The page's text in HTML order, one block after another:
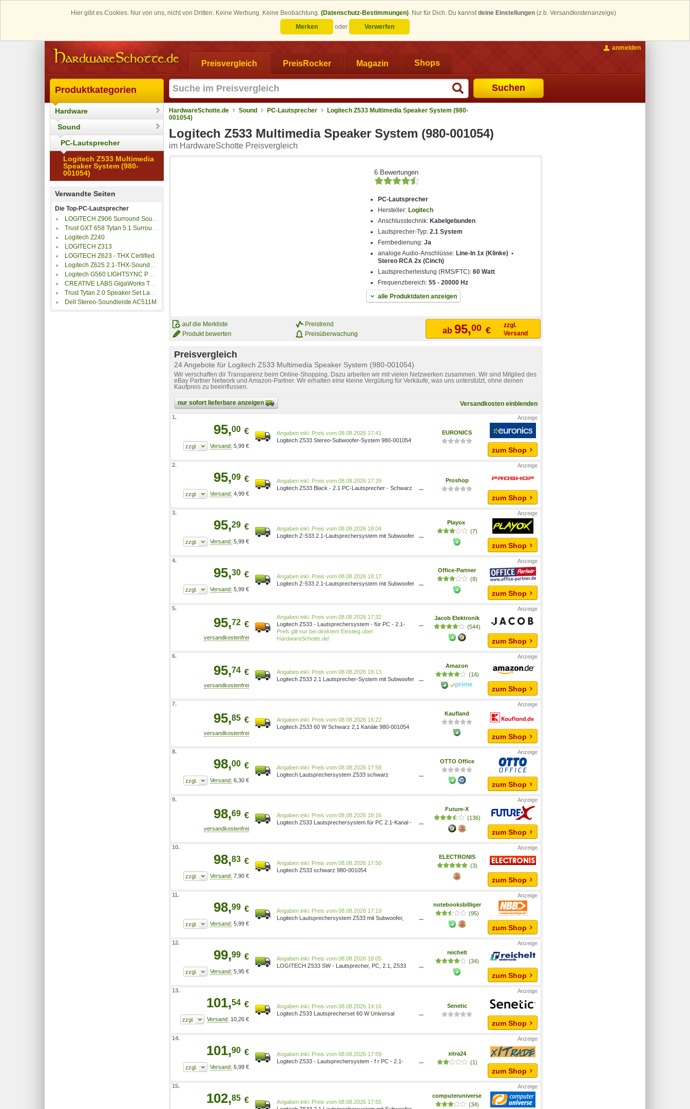
Hier gibt es Cookies. Nur von uns, nicht von Dritten. Keine Werbung. Keine Beobachtung. (Datenschutz-Bestimmungen). Nur für Dich. Du kannstdeine Einstellungen (z.b. Versandkostenanzeige)
Merken
oder Verwerfen
Preisvergleich PreisRocker Magazin Shops
Suchen
anmelden
Produktkategorien
Hardware
Sound
PC-Lautsprecher
Logitech Z533 Multimedia
Speaker System (980-
001054)
Verwandte Seiten
Die Top-PC-Lautsprecher
LOGITECH Z906 Surround Sound System
Trust GXT 658 Tytan 5.1 Surround-Lautsprechersetsystem
Logitech Z240
LOGITECH Z313
LOGITECH Z623 - THX Certified
Logitech Z625 2.1-THX-Soundsystem
Logitech G560 LIGHTSYNC PC-Gaming-Lautsprecher
CREATIVE LABS GigaWorks T40 Series II
Trust Tytan 2.0 Speaker Set Lautsprecherset
Dell Stereo-Soundleiste AC511M
HardwareSchotte.de Sound PC-Lautsprecher
Logitech Z533 Multimedia Speaker System (980-
001054)
Logitech Z533 Multimedia Speaker System (980-001054)
im HardwareSchotte Preisvergleich
6 Bewertungen
PC-Lautsprecher
Hersteller: Logitech
Anschlusstechnik: Kabelgebunden
Lautsprecher-Typ:2.1 System
Fernbedienung:Ja
analoge Audio-Anschlüsse: Line-In 1x (Klinke) •
Stereo RCA 2x (Cinch)
Lautsprecherleistung (RMS/FTC):60 Watt
Frequenzbereich:55 - 20000 Hz
alle Produktdaten anzeigen
auf die Merkliste
Produkt bewerten
Preistrend
Preisüberwachung
ab 95,00 €
zzgl.
Versand
Preisvergleich
24 Angebote für Logitech Z533 Multimedia Speaker System (980-001054)
Wir verschaffen dir Transparenz beim Online-Shopping. Dazu arbeiten wir mit vielen Netzwerken zusammen. Wir sind Mitglied des
eBay Partner Network und Amazon-Partner. Wir erhalten eine kleine Vergütung für Verkäufe, was uns unterstützt, ohne deinen
Kaufpreis zu beeinflussen.
nur sofort lieferbare anzeigen Versandkosten einblenden
1.
95,00 €
5,99 €
Preis vom 08.08.2026 17:41
Logitech Z533 Stereo-Subwoofer-System 980-001054
EURONICS
zum Shop
2.
95,09 €
4,99 €
Preis vom 08.08.2026 17:29
Logitech Z533 Black - 2.1 PC-Lautsprecher - Schwarz
...
Proshop
zum Shop
3.
95,29 €
5,99 €
Preis vom 08.08.2026 18:04
Logitech Z-533 2.1-Lautsprechersystem mit Subwoofer
...
Playox
(7)
zum Shop
4.
95,30 €
5,99 €
Preis vom 08.08.2026 18:17
Logitech Z-533 2.1-Lautsprechersystem mit Subwoofer
...
Office-Partner
(8)
zum Shop
5.
95,72 €
Preis vom 08.08.2026 17:32
Logitech Z533 - Lautsprechersystem - für PC - 2.1-
Kanal - 60 Watt (Gesamt) (980-001054)
...
Preis gilt nur bei direktem Einstieg über
HardwareSchotte.de!
Jacob Elektronik
(544)
zum Shop
6.
95,74 €
Preis vom 08.08.2026 18:13
Logitech Z533 2.1 Lautsprecher-System mit Subwoofer
...
Amazon
(14)
zum Shop
7.
95,85 €
Preis vom 08.08.2026 16:22
Logitech Z533 60 W Schwarz 2,1 Kanäle 980-001054
Kaufland
zum Shop
8.
98,00 €
6,30 €
Preis vom 08.08.2026 17:58
Logitech Lautsprechersystem Z533 schwarz
...
OTTO Office
zum Shop
9.
98,69 €
Preis vom 08.08.2026 18:16
Logitech Z533 Lautsprechersystem für PC 2.1-Kanal -
...
Future-X
(136)
zum Shop
10.
98,83 €
7,90 €
Preis vom 08.08.2026 17:50
Logitech Z533 schwarz 980-001054
ELECTRONIS
(3)
zum Shop
11.
98,99 €
5,99 €
Preis vom 08.08.2026 17:19
Logitech Lautsprechersystem Z533 mit Subwoofer,
...
notebooksbilliger
(95)
zum Shop
12.
99,99 €
5,95 €
Preis vom 08.08.2026 18:05
LOGITECH Z533 SW - Lautsprecher, PC, 2.1, Z533
...
reichelt
(34)
zum Shop
13.
101,54 €
10,26 €
Preis vom 08.08.2026 14:16
Logitech Z533 Lautsprecherset 60 W Universal
...
Senetic
zum Shop
14.
101,90 €
6,99 €
Preis vom 08.08.2026 17:59
Logitech Z533 - Lautsprechersystem - f r PC - 2.1-
...
xitra24
(1)
zum Shop
15.
102,85 €
Preis vom 08.08.2026 17:55
computeruniverse
(34)